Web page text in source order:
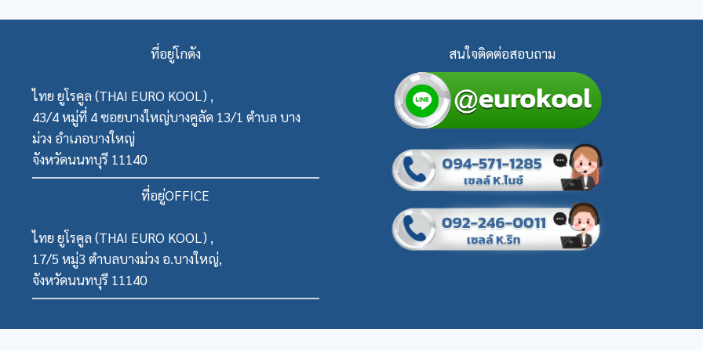
ที่อยู่โกดัง
ไทย ยูโรคูล (THAI EURO KOOL) ,
43/4 หมู่ที่ 4 ซอยบางใหญ่บางคูลัด 13/1 ตำบล บาง
ม่วง อำเภอบางใหญ่
จังหวัดนนทบุรี 11140
ที่อยู่OFFICE
ไทย ยูโรคูล (THAI EURO KOOL) ,
17/5 หมู่3 ตำบลบางม่วง อ.บางใหญ่,
จังหวัดนนทบุรี 11140
สนใจติดต่อสอบถาม